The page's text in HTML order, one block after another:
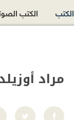
مراد
الكتب الكتب